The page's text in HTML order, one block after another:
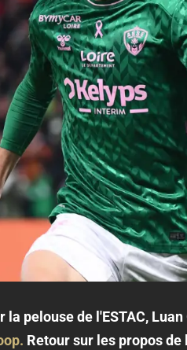
pelouse de l'ESTAC,
Retour sur les propos